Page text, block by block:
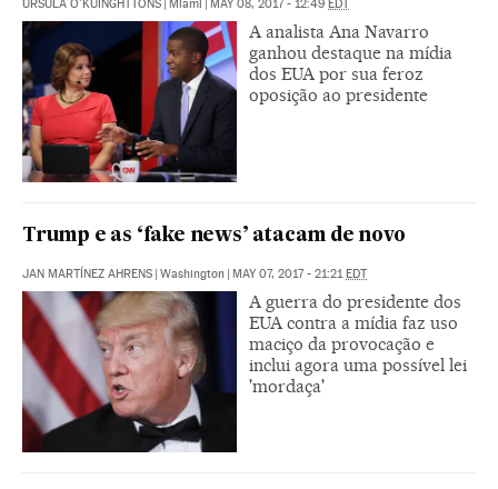
ÚRSULA O'KUINGHTTONS | Miami | MAY 08, 2017 - 12:49 EDT
A analista Ana Navarro
ganhou destaque na mídia
dos EUA por sua feroz
oposição ao presidente
Trump e as ‘fake news’ atacam de novo
JAN MARTÍNEZ AHRENS | Washington | MAY 07, 2017 - 21:21EDT
A guerra do presidente dos
EUA contra a mídia faz uso
maciço da provocação e
inclui agora uma possível lei
'mordaça'